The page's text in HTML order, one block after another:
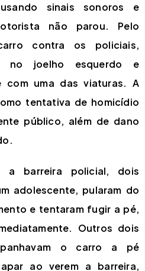
sinais sonoros e
não parou. Pelo
contra os policiais,
no joelho esquerdo e
com uma das viaturas. A
tentativa de homicídio
público, além de dano
a barreira policial, dois
adolescente, pularam do
e tentaram fugir a pé,
Outros dois
o carro a pé
ao verem a barreira,